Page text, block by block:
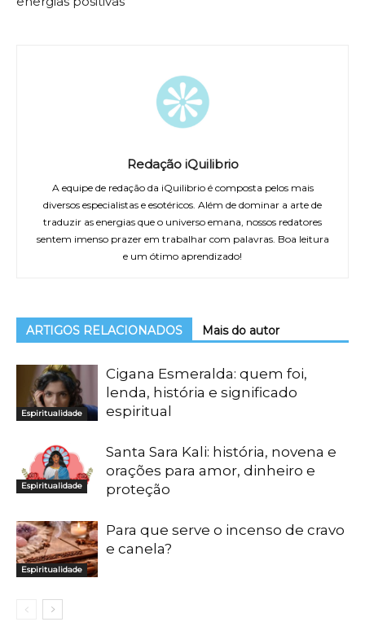
Redação iQuilibrio
A equipe de redação da iQuilibrio é composta pelos mais
diversos especialistas e esotéricos. Além de dominar a arte de
traduzir as energias que o universo emana, nossos redatores
sentem imenso prazer em trabalhar com palavras. Boa leitura
e um ótimo aprendizado!
ARTIGOS RELACIONADOS Mais do autor
Espiritualidade
Cigana Esmeralda: quem foi,
lenda, história e significado
espiritual
Espiritualidade
Santa Sara Kali: história, novena e
orações para amor, dinheiro e
proteção
Espiritualidade
Para que serve o incenso de cravo
e canela?